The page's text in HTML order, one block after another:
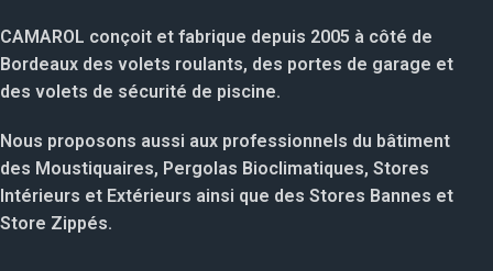
CAMAROL conçoit et fabrique depuis 2005 à côté de
Bordeaux des volets roulants, des portes de garage et
des volets de sécurité de piscine.
Nous proposons aussi aux professionnels du bâtiment
des Moustiquaires, Pergolas Bioclimatiques, Stores
Intérieurs et Extérieurs ainsi que des Stores Bannes et
Store Zippés.